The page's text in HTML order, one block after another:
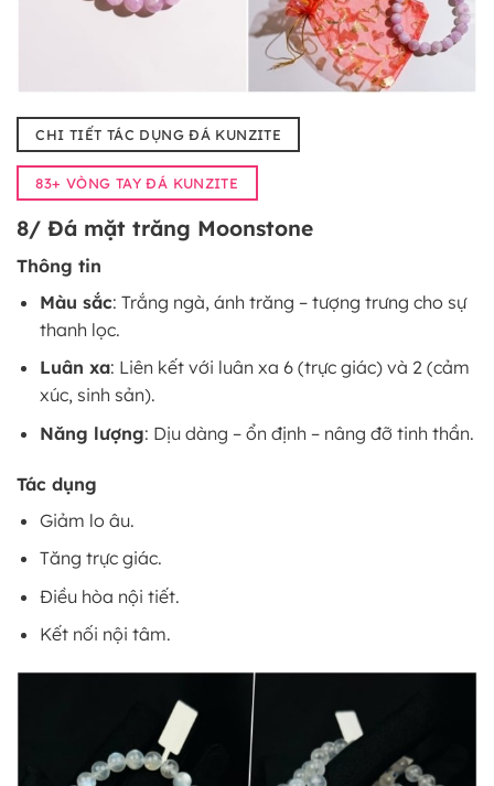
CHI TIẾT TÁC DỤNG ĐÁ KUNZITE
83+ VÒNG TAY ĐÁ KUNZITE
8/ Đá mặt trăng Moonstone
Thông tin
Màu sắc: Trắng ngà, ánh trăng – tượng trưng cho sự
thanh lọc.
Luân xa: Liên kết với luân xa 6 (trực giác) và 2 (cảm
xúc, sinh sản).
Năng lượng: Dịu dàng – ổn định – nâng đỡ tinh thần.
Tác dụng
Giảm lo âu.
Tăng trực giác.
Điều hòa nội tiết.
Kết nối nội tâm.